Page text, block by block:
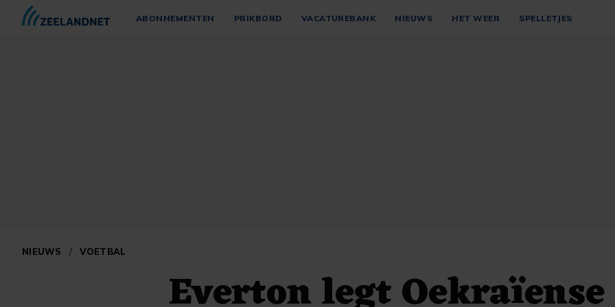
ABONNEMENTEN PRIKBORD VACATUREBANK NIEUWS HET WEER SPELLETJES
NIEUWS / VOETBAL